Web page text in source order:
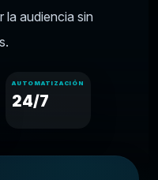
la audiencia sin
AUTOMATIZACIÓN
24/7